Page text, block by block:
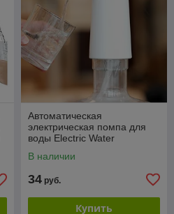
Автоматическая
электрическая помпа для
воды Electric Water
электропомпа беспроводна
В наличии
34 руб.
Купить